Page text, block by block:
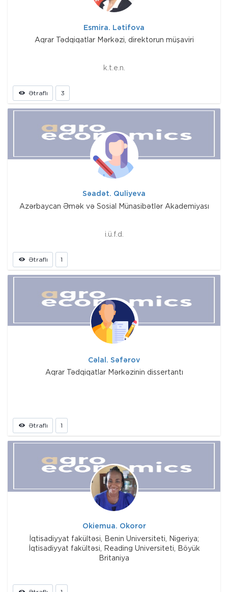
Esmira. Lətifova
Aqrar Tədqiqatlar Mərkəzi, direktorun müşaviri
k.t.e.n.
Ətraflı 3
Səadət. Quliyeva
Azərbaycan Əmək və Sosial Münasibətlər Akademiyası
i.ü.f.d.
Ətraflı 1
Cəlal. Səfərov
Aqrar Tədqiqatlar Mərkəzinin dissertantı
Ətraflı 1
Okiemua. Okoror
İqtisadiyyat fakültəsi, Benin Universiteti, Nigeriya;
İqtisadiyyat fakültəsi, Reading Universiteti, Böyük
Britaniya